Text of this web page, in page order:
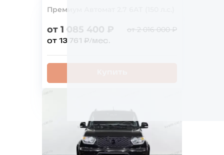
Премиум Автомат 2.7 6AТ (150 л.с.)
от 1 085 400 ₽ от 2 016 000 ₽
от 13 761 ₽/мес.